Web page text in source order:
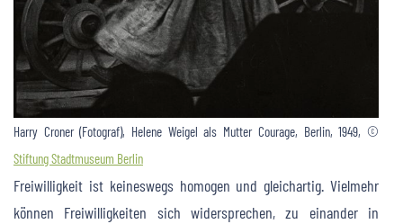
Harry Croner (Fotograf), Helene Weigel als Mutter Courage, Berlin, 1949, ©
Stiftung Stadtmuseum Berlin
Freiwilligkeit ist keineswegs homogen und gleichartig. Vielmehr
können Freiwilligkeiten sich widersprechen, zu einander in